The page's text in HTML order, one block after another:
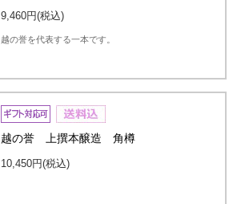
9,460円(税込)
越の誉を代表する一本です。
越の誉 上撰本醸造 角樽
10,450円(税込)